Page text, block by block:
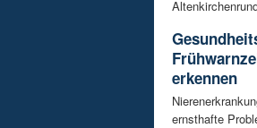
erkennen
ernsthafte